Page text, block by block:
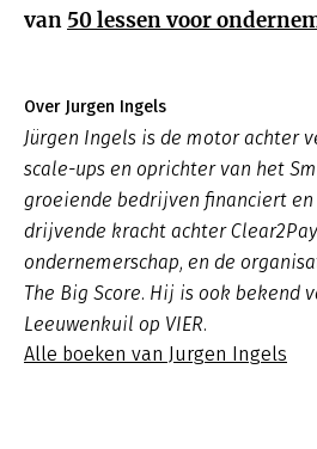
van 50 lessen voor
Over Jurgen Ingels
Jürgen Ingels is de motor achter
scale-ups en oprichter van het
groeiende bedrijven financiert
drijvende kracht achter
ondernemerschap, en de
The Big Score. Hij is ook bekend
Leeuwenkuil op VIER.
Alle boeken van Jurgen Ingels